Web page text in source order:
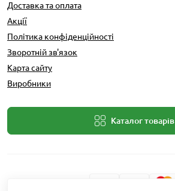
Доставка та оплата
Акції
Політика конфіденційності
Зворотній зв'язок
Карта сайту
Виробники
Каталог товарів